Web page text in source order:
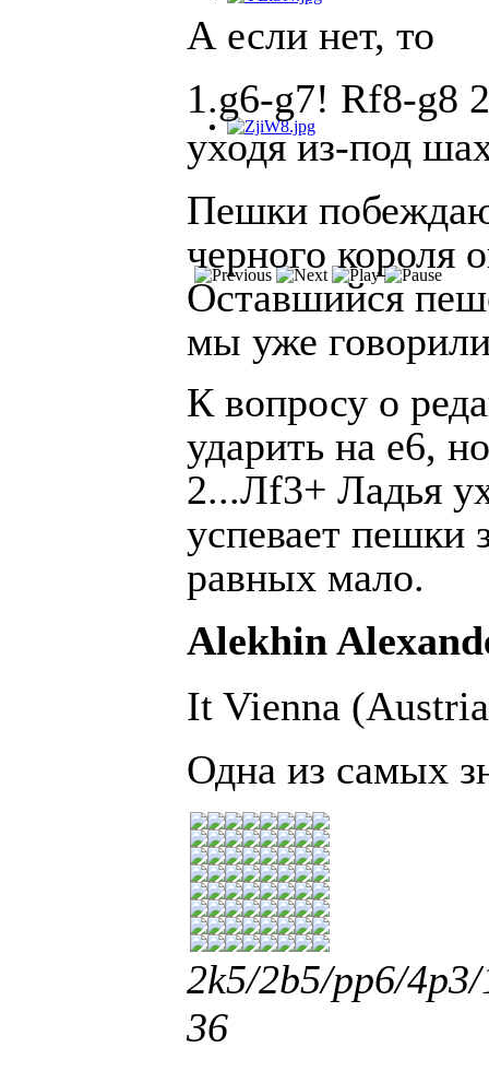
А если нет, то
1.g6-g7! Rf8-g8
уходя из-под
Пешки
черного короля
Оставшийся
мы уже
К вопросу о
ударить на e6,
2...Лf3+ Ладья
успевает пешки
равных мало.
Alekhin
It Vienna
Одна из самых
2k5/2b5/pp6/
36